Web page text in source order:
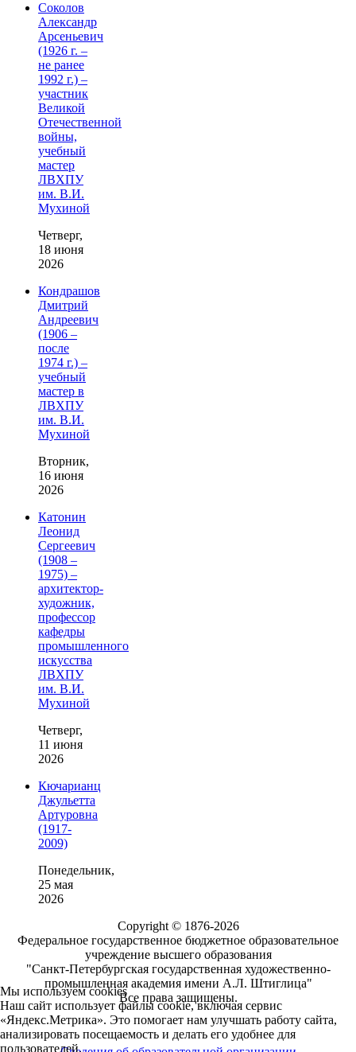
Соколов
Александр
Арсеньевич
(1926 г. –
не ранее
1992 г.) –
участник
Великой
Отечественной
войны,
учебный
мастер
ЛВХПУ
им. В.И.
Мухиной
Четверг,
18 июня
2026
Кондрашов
Дмитрий
Андреевич
(1906 –
после
1974 г.) –
учебный
мастер в
ЛВХПУ
им. В.И.
Мухиной
Вторник,
16 июня
2026
Катонин
Леонид
Сергеевич
(1908 –
1975) –
архитектор-
художник,
профессор
кафедры
промышленного
искусства
ЛВХПУ
им. В.И.
Мухиной
Четверг,
11 июня
2026
Кючарианц
Джульетта
Артуровна
(1917-
2009)
Понедельник,
25 мая
2026
Copyright © 1876-2026
Федеральное государственное бюджетное образовательное
учреждение высшего образования
"Санкт-Петербургская государственная художественно-
промышленная академия имени А.Л. Штиглица"
Все права защищены.
Мы используем cookies
Наш сайт использует файлы cookie, включая сервис
«Яндекс.Метрика». Это помогает нам улучшать работу сайта,
анализировать посещаемость и делать его удобнее для
пользователей.